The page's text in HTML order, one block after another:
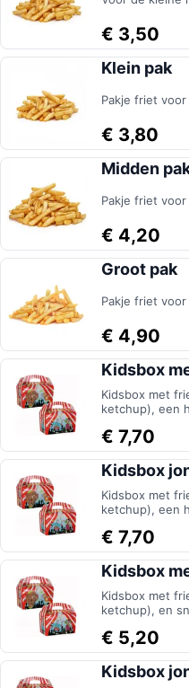
€ 3,50
Klein pak
Pakje friet voor
€ 3,80
Midden
Pakje friet
€ 4,20
Groot pak
Pakje friet
€ 4,90
Kidsbox
Kidsbox met
ketchup), een
€ 7,70
Kidsbox
Kidsbox met
ketchup), een
€ 7,70
Kidsbox
Kidsbox met
ketchup), en
€ 5,20
Kidsbox